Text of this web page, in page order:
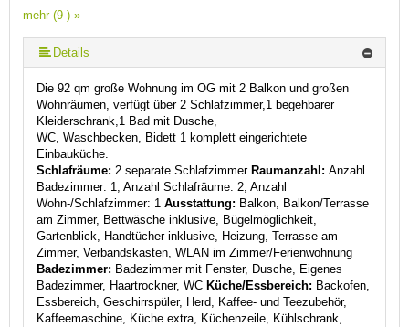
mehr (9 ) »
mehr (9 ) »
mehr (9 ) »
mehr (9 ) »
mehr (9 ) »
mehr (9 ) »
Details
Die 92 qm große Wohnung im OG mit 2 Balkon und großen
Wohnräumen, verfügt über 2 Schlafzimmer,1 begehbarer
Kleiderschrank,1 Bad mit Dusche,
WC, Waschbecken, Bidett 1 komplett eingerichtete
Einbauküche.
Schlafräume: 2 separate SchlafzimmerRaumanzahl: Anzahl
Badezimmer: 1, Anzahl Schlafräume: 2, Anzahl
Wohn-/Schlafzimmer: 1 Ausstattung: Balkon, Balkon/Terrasse
am Zimmer, Bettwäsche inklusive, Bügelmöglichkeit,
Gartenblick, Handtücher inklusive, Heizung, Terrasse am
Zimmer, Verbandskasten, WLAN im Zimmer/Ferienwohnung
Badezimmer: Badezimmer mit Fenster, Dusche, Eigenes
Badezimmer, Haartrockner, WC Küche/Essbereich: Backofen,
Essbereich, Geschirrspüler, Herd, Kaffee- und Teezubehör,
Kaffeemaschine, Küche extra, Küchenzeile, Kühlschrank,